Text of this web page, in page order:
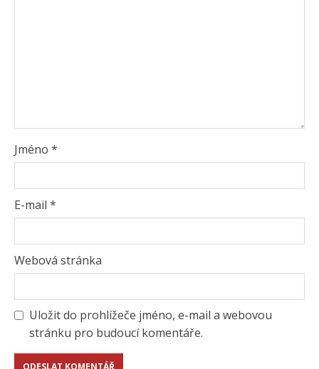
Jméno *
E-mail *
Webová stránka
Uložit do prohlížeče jméno, e-mail a webovou
stránku pro budoucí komentáře.